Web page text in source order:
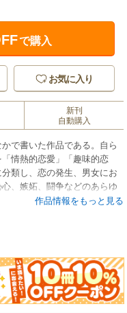
で購入
お気に入り
新刊
自動購入
で書いた作品である。自ら
情熱的恋愛」「趣味的恋
類し、恋の発生、男女にお
、嫉妬、闘争などのあらゆ
だし、各国、各時代の恋愛
作品情報をもっと見る